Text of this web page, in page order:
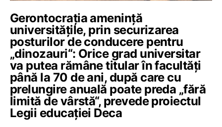
Gerontocrația amenință
universitățile, prin securizarea
posturilor de conducere pentru
„dinozauri“: Orice grad universitar
va putea rămâne titular în facultăți
până la 70 de ani, după care cu
prelungire anuală poate preda „fără
limită de vârstă“, prevede proiectul
Legii educației Deca